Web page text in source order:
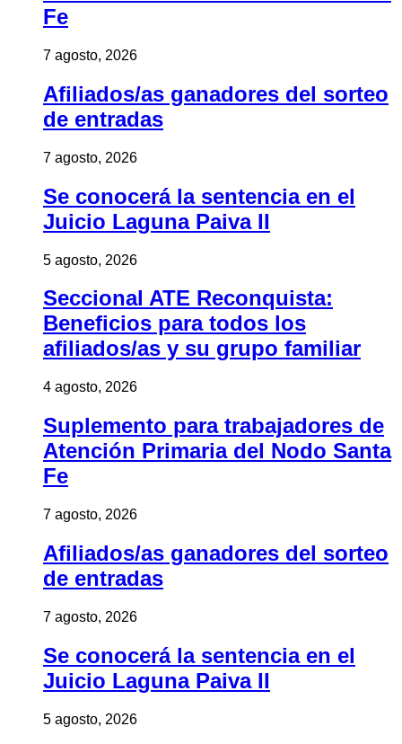
Fe
7 agosto, 2026
Afiliados/as ganadores del sorteo
de entradas
7 agosto, 2026
Se conocerá la sentencia en el
Juicio Laguna Paiva II
5 agosto, 2026
Seccional ATE Reconquista:
Beneficios para todos los
afiliados/as y su grupo familiar
4 agosto, 2026
Suplemento para trabajadores de
Atención Primaria del Nodo Santa
Fe
7 agosto, 2026
Afiliados/as ganadores del sorteo
de entradas
7 agosto, 2026
Se conocerá la sentencia en el
Juicio Laguna Paiva II
5 agosto, 2026